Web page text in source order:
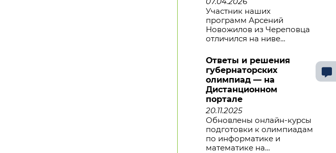
Участник наших
программ Арсений
Новожилов из Череповца
отличился на ниве…
Ответы и решения
губернаторских
олимпиад — на
Дистанционном
портале
20.11.2025
Обновлены онлайн-курсы
подготовки к олимпиадам
по информатике и
математике на…